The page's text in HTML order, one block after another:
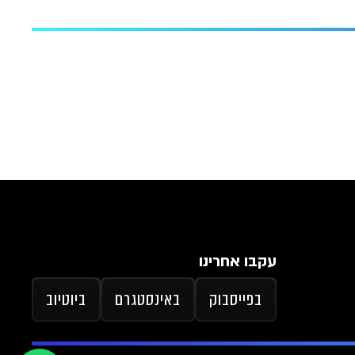
עקבו אחרינו
בפייסבוק באינסטגרם ביוטיוב